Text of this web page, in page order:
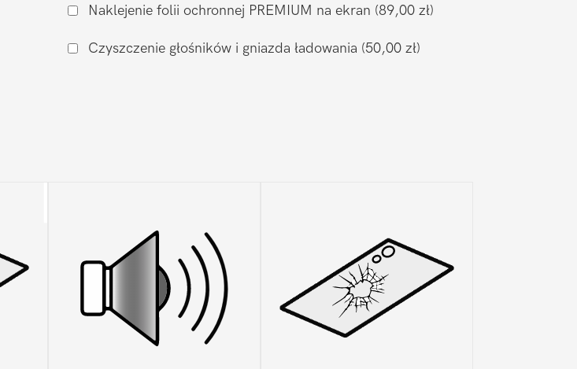
Samsung
Naklejenie folii ochronnej PREMIUM na ekran (89,00 zł)
Czyszczenie głośników i gniazda ładowania (50,00 zł)